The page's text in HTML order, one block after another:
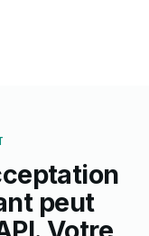
peut
Votre